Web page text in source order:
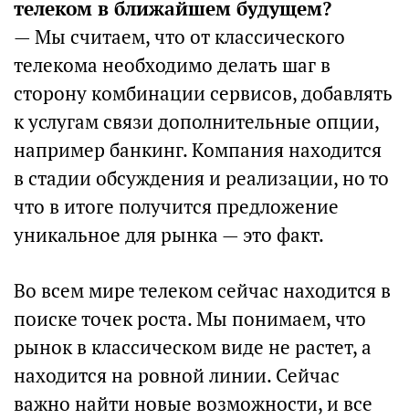
телеком в ближайшем будущем?
— Мы считаем, что от классического
телекома необходимо делать шаг в
сторону комбинации сервисов, добавлять
к услугам связи дополнительные опции,
например банкинг. Компания находится
в стадии обсуждения и реализации, но то
что в итоге получится предложение
уникальное для рынка — это факт.
Во всем мире телеком сейчас находится в
поиске точек роста. Мы понимаем, что
рынок в классическом виде не растет, а
находится на ровной линии. Сейчас
важно найти новые возможности, и все